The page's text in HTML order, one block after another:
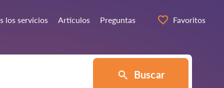
los servicios Artículos Preguntas Favoritos
Buscar